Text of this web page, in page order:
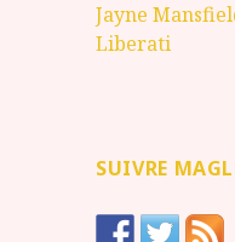
Jayne
Liberati
SUIVRE